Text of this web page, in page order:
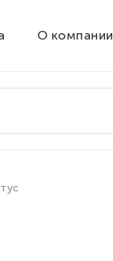
О компании